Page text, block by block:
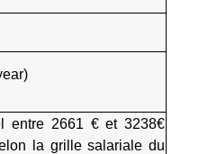
entre 2661 € et 3238€
la grille salariale du